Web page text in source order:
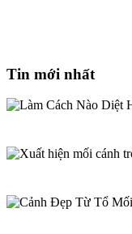
Tin mới nhất